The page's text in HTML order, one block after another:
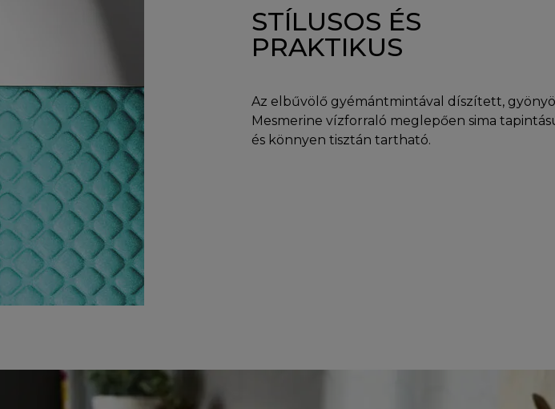
STÍLUSOS ÉS
PRAKTIKUS
Az elbűvölő gyémántmintával díszített,
Mesmerine vízforraló meglepően sima
és könnyen tisztán tartható.